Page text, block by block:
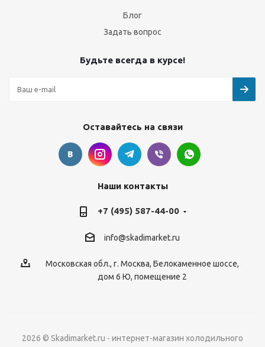
Блог
Задать вопрос
Будьте всегда в курсе!
Оставайтесь на связи
Наши контакты
+7 (495) 587-44-00
info@skadimarket.ru
Московская обл., г. Москва, Белокаменное шоссе,
дом 6 Ю, помещение 2
2026 © Skadimarket.ru - интернет-магазин холодильного